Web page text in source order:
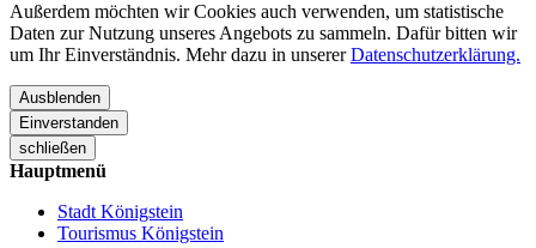
Außerdem möchten wir Cookies auch verwenden, um statistische
Daten zur Nutzung unseres Angebots zu sammeln. Dafür bitten wir
um Ihr Einverständnis. Mehr dazu in unsererDatenschutzerklärung.
Ausblenden
Einverstanden
schließen
Hauptmenü
Stadt Königstein
Tourismus Königstein